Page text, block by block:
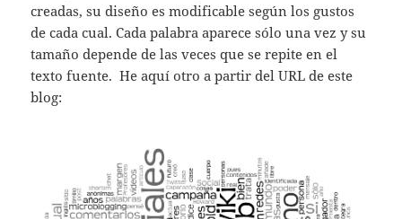
creadas, su diseño es modificable según los gustos
de cada cual. Cada palabra aparece sólo una vez y su
tamaño depende de las veces que se repite en el
texto fuente. He aquí otro a partir del URL de este
blog: